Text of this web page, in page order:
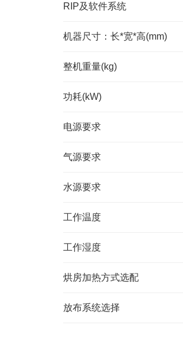
RIP及软件系统
机器尺寸：长*宽*高(mm)
整机重量(kg)
功耗(kW)
电源要求
气源要求
水源要求
工作温度
工作湿度
烘房加热方式选配
放布系统选择